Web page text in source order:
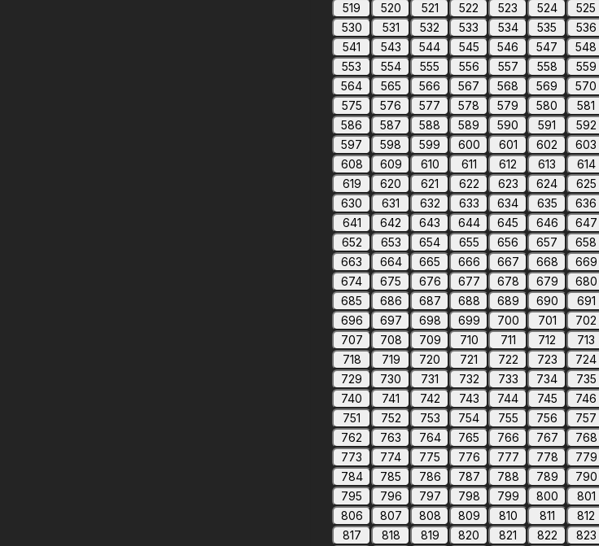
519
520 521 522 523 524 525
530
531 532 533 534 535 536
541
543 544 545 546 547 548
553
554 555 556 557 558 559
564
565 566 567 568 569 570
575
576 577 578 579 580 581
586
587 588 589 590 591 592
597
598 599 600 601 602 603
608
609 610 611 612 613 614
619
620 621 622 623 624 625
630
631 632 633 634 635 636
641
642 643 644 645 646 647
652
653 654 655 656 657 658
663
664 665 666 667 668 669
674
675 676 677 678 679 680
685
686 687 688 689 690 691
696
697 698 699 700 701 702
707
708 709 710 711 712 713
718
719 720 721 722 723 724
729
730 731 732 733 734 735
740
741 742 743 744 745 746
751
752 753 754 755 756 757
762
763 764 765 766 767 768
773
774 775 776 777 778 779
784
785 786 787 788 789 790
795
796 797 798 799 800 801
806
807 808 809 810 811 812
817
818 819 820 821 822 823